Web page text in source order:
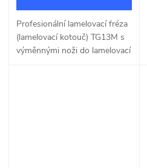
Profesionální lamelovací fréza
(lamelovací kotouč) TG13M s
výměnnými noži do lamelovací